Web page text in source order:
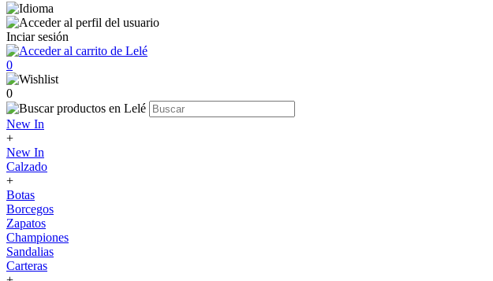
Inciar sesión
0
0
New In
+
New In
Calzado
+
Botas
Borcegos
Zapatos
Championes
Sandalias
Carteras